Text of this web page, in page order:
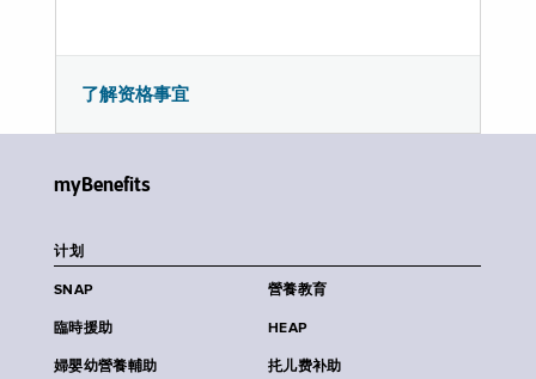
了解资格事宜
myBenefits
计划
SNAP 營養教育
臨時援助 HEAP
婦嬰幼營養輔助 扥儿费补助